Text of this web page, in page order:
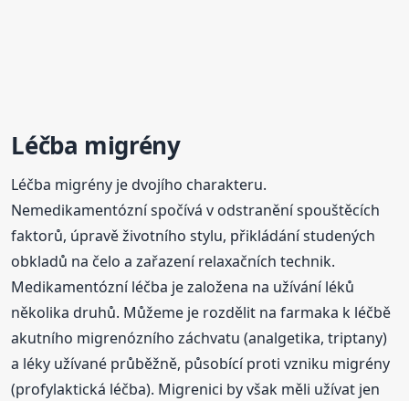
Léčba migrény
Léčba migrény je dvojího charakteru.
Nemedikamentózní spočívá v odstranění spouštěcích
faktorů, úpravě životního stylu, přikládání studených
obkladů na čelo a zařazení relaxačních technik.
Medikamentózní léčba je založena na užívání léků
několika druhů. Můžeme je rozdělit na farmaka k léčbě
akutního migrenózního záchvatu (analgetika, triptany)
a léky užívané průběžně, působící proti vzniku migrény
(profylaktická léčba). Migrenici by však měli užívat jen